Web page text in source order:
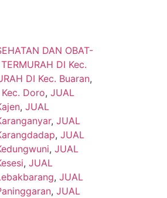
DAN OBAT-
DI Kec.
DI Kec. Buaran,
Kec. Doro, JUAL
, JUAL
, JUAL
, JUAL
, JUAL
, JUAL
, JUAL
, JUAL